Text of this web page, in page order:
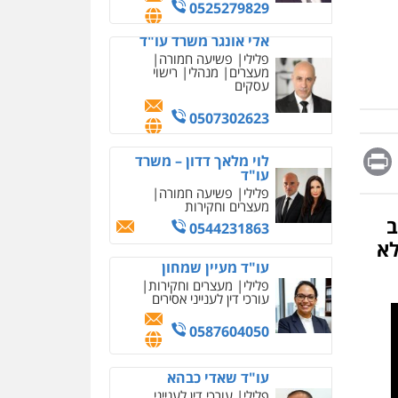
Message
Print
0525279829
אלי אונגר משרד עו"ד
פלילי פשיעה חמורה
מעצרים מנהלי רישוי
עסקים
0507302623
לוי מלאך דדון – משרד
עו"ד
פלילי פשיעה חמורה
מעצרים וחקירות
0544231863
עו"ד מעיין שמחון
פלילי מעצרים וחקירות
עורכי דין לענייני אסירים
0587604050
עו"ד שאדי כבהא
מחיקת כתבות מגוגל
ודחיקת אזכורים שליליים
שירותים מקצועיים לעורכי
דין
0522508109
אחסון אתרים
מהירות הגנה גיבוי
תמיכה שירותים מקצועיים
לעורכי דין
מרכז התחלה חדשה
אסירים עבירות מין
שירותים מקצועיים לעורכי
דין
0544500346
מאיה בלום, עו"ס,
טיפול ושיקום
טיפול בהתמכרויות
שירותים מקצועיים לעורכי
דין